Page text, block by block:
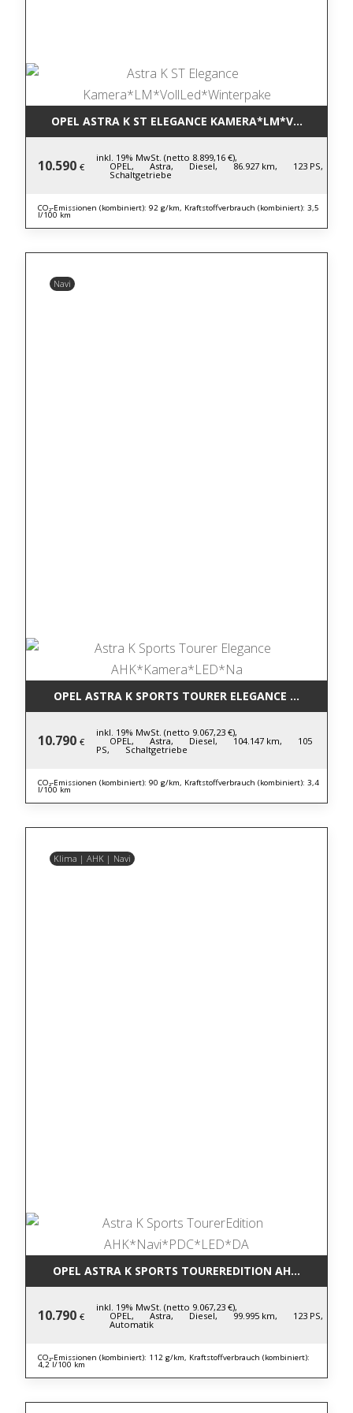
OPEL ASTRA K ST ELEGANCE
10.590 €
inkl. 19% MwSt. (netto 8.899,16 €),
OPEL, Astra, Diesel, 86.927 km, 123 PS,
Schaltgetriebe
CO₂-Emissionen (kombiniert): 92 g/km, Kraftstoffverbrauch (kombiniert): 3,5
l/100 km
Navi
OPEL ASTRA K SPORTS TOURER ELEGANCE
10.790 €
inkl. 19% MwSt. (netto 9.067,23 €),
OPEL, Astra, Diesel, 104.147 km, 105
PS, Schaltgetriebe
CO₂-Emissionen (kombiniert): 90 g/km, Kraftstoffverbrauch (kombiniert): 3,4
l/100 km
Klima | AHK | Navi
OPEL ASTRA K SPORTS TOUREREDITION
10.790 €
inkl. 19% MwSt. (netto 9.067,23 €),
OPEL, Astra, Diesel, 99.995 km, 123 PS,
Automatik
CO₂-Emissionen (kombiniert): 112 g/km, Kraftstoffverbrauch (kombiniert):
4,2 l/100 km